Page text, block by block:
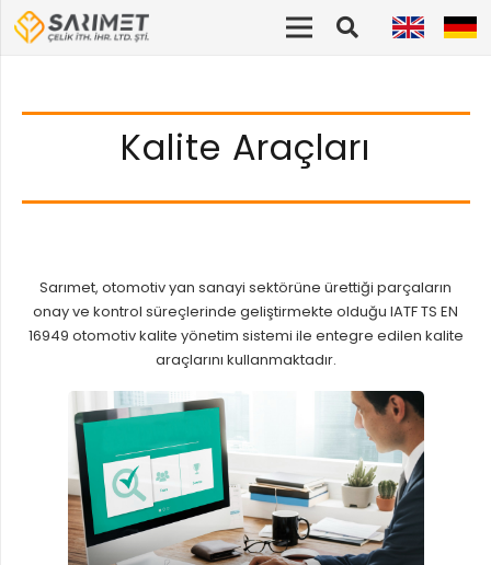
Kalite Araçları
Sarımet, otomotiv yan sanayi sektörüne ürettiği parçaların
onay ve kontrol süreçlerinde geliştirmekte olduğu IATF TS EN
16949 otomotiv kalite yönetim sistemi ile entegre edilen kalite
araçlarını kullanmaktadır.